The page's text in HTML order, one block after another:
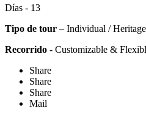
Días - 13
Tipo de tour – Individual /
Recorrido - Customizable &
Share
Share
Share
Mail